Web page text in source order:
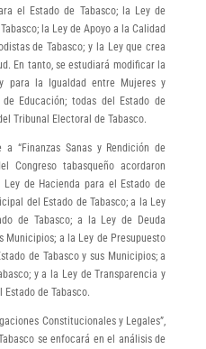
el Estado de Tabasco; la Ley de
la Ley de Apoyo a la Calidad
de Tabasco; y la Ley que crea
En tanto, se estudiará modificar la
para la Igualdad entre Mujeres y
Educación; todas del Estado de
Tribunal Electoral de Tabasco.
“Finanzas Sanas y Rendición de
Congreso tabasqueño acordaron
de Hacienda para el Estado de
del Estado de Tabasco; a la Ley
de Tabasco; a la Ley de Deuda
Municipios; a la Ley de Presupuesto
de Tabasco y sus Municipios; a
y a la Ley de Transparencia y
de Tabasco.
Constitucionales y Legales”,
se enfocará en el análisis de